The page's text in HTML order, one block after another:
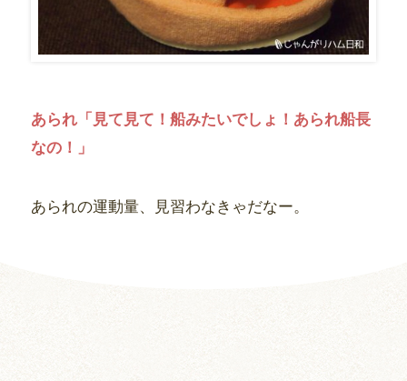
あられ「見て見て！船みたいでしょ！あられ船長
なの！」
あられの運動量、見習わなきゃだなー。